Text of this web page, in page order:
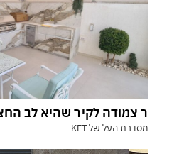
ר צמודה לקיר שהיא לב
מסדרת העל של KFT